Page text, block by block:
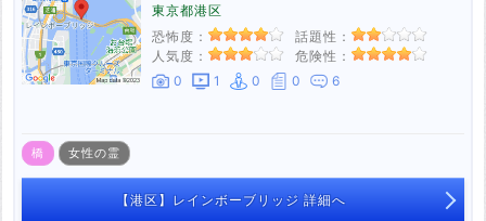
東京都港区
恐怖度：
話題性：
人気度：
危険性：
0
1 0 0 6
橋 女性の霊
【港区】レインボーブリッジ 詳細へ